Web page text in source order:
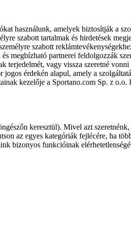
használunk, amelyek biztosítják a
szabott tartalmak és hirdetések
szabott
partnerei feldolgozzák
terjedelmét, vagy vissza szeretné
érdekén alapul, amely a
kezelője a Sportano.com Sp. z o.o.
keresztül). Mivel azt
az egyes kategóriák fejlécére, ha
bizonyos funkcióinak